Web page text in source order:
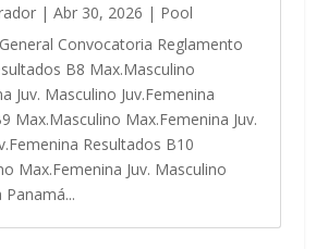
| Abr 30, 2026 | Pool
Convocatoria Reglamento
B8 Max.Masculino
Juv. Masculino Juv.Femenina
Max.Masculino Max.Femenina Juv.
Resultados B10
Max.Femenina Juv. Masculino
Panamá...